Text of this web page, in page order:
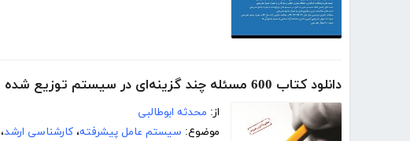
دانلود کتاب 600 مسئله چند گزینه‌ای در سیستم توزیع شده (سیستم عامل پیشرفته)
از: محدثه ابوطالبی
موضوع: سیستم عامل پیشرفته، کارشناسی ارشد،